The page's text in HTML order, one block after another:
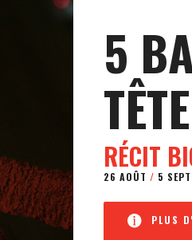
5
TÊTE
RÉCIT
26 AOÛT / 5
PLUS